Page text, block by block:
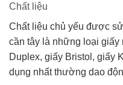
Chất liệu
Chất liệu chủ yếu được
cần tây là những loại giấy
Duplex, giấy Bristol, giấy
dụng nhất thường dao